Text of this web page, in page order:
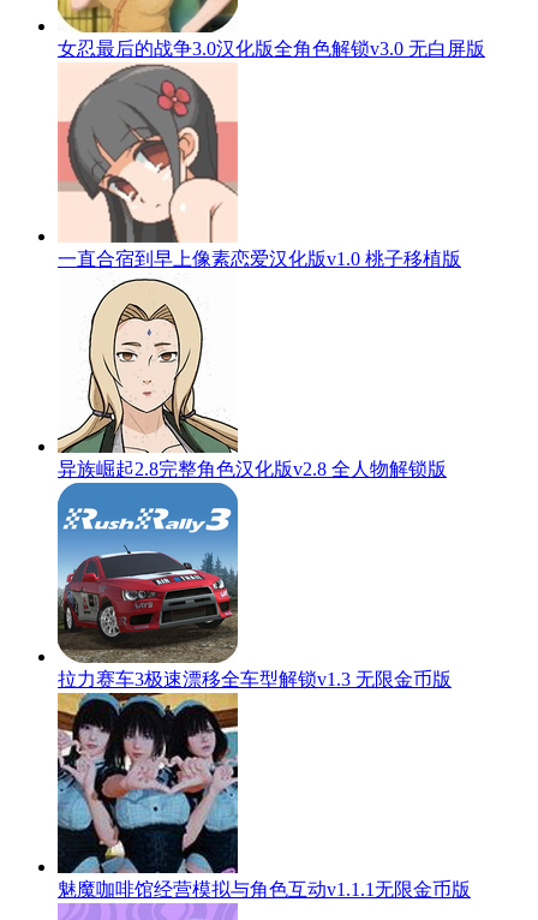
女忍最后的战争3.0汉化版全角色解锁v3.0 无白屏版
一直合宿到早上像素恋爱汉化版v1.0 桃子移植版
异族崛起2.8完整角色汉化版v2.8 全人物解锁版
拉力赛车3极速漂移全车型解锁v1.3 无限金币版
魅魔咖啡馆经营模拟与角色互动v1.1.1无限金币版